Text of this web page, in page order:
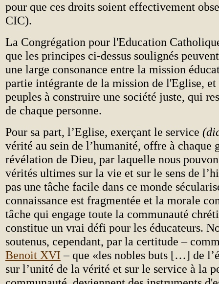
pour que ces droits soient effectivement
CIC).
La Congrégation pour l'Education
que les principes ci-dessus soulignés
une large consonance entre la mission
partie intégrante de la mission de l'Eglise,
peuples à construire une société juste, qui
de chaque personne.
Pour sa part, l’Eglise, exerçant le service
vérité au sein de l’humanité, offre à chaque
révélation de Dieu, par laquelle nous
vérités ultimes sur la vie et sur le sens de
pas une tâche facile dans ce monde
connaissance est fragmentée et la morale
tâche qui engage toute la communauté
constitue un vrai défi pour les éducateurs.
soutenus, cependant, par la certitude –
Benoit XVI – que «les nobles buts […] de
sur l’unité de la vérité et sur le service à la